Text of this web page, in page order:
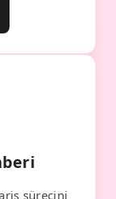
sürecini